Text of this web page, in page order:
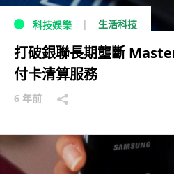
科技娛樂 生活科技
打破銀聯長期壟斷
付卡清算服務
6 年前